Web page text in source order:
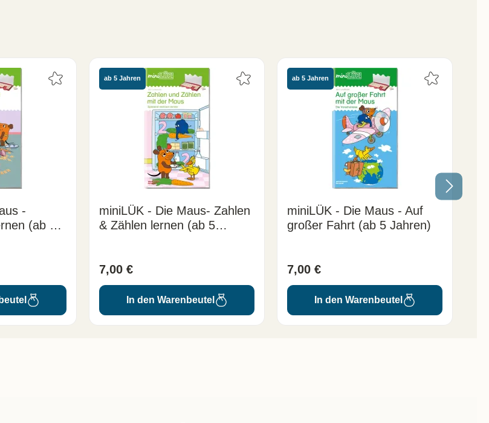
-
(ab 5
ab 5 Jahren
miniLÜK - Die Maus- Zahlen
& Zählen lernen (ab 5
7,00 €
In den Warenbeutel
ab 5 Jahren
miniLÜK - Die Maus - Auf
großer Fahrt (ab 5 Jahren)
7,00 €
In den Warenbeutel